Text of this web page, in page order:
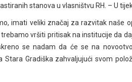
stanova u vlasništvu RH. – U
imati veliki značaj za razvitak naše
vršiti pritisak na institucije da
se nadam da će se na
Gradiška zahvaljujući svom